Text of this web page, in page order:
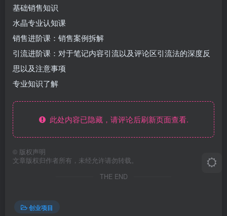
基础销售知识
水晶专业认知课
销售进阶课：销售案例拆解
引流进阶课：对于笔记内容引流以及评论区引流法的深度反
思以及注意事项
专业知识了解
此处内容已隐藏，请评论后刷新页面查看.
© 版权声明
文章版权归作者所有，未经允许请勿转载。
THE END
创业项目